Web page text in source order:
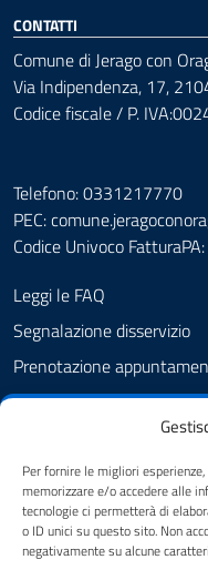
Per fornire le migliori
memorizzare e/o accedere alle
tecnologie ci permetterà di
o ID unici su questo sito. Non
negativamente su alcune
CONTATTI
Comune di Jerago con
Via Indipendenza, 17,
Codice fiscale / P.
Telefono: 0331217770
PEC:
Codice Univoco
Leggi le FAQ
Segnalazione disservizio
Prenotazione
Richiesta assistenza
Amministrazione
Informativa privacy
Cookie Policy (UE)